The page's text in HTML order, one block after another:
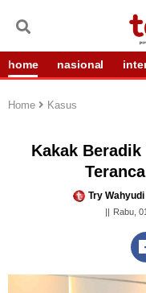
home nasional
Home Kasus
Kakak Beradik
Try
Rabu,